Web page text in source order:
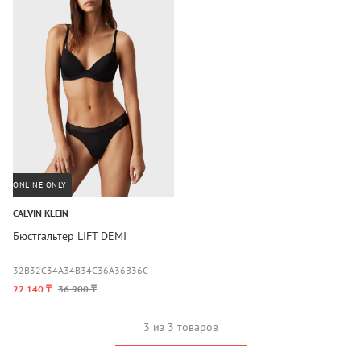
ONLINE ONLY
CALVIN KLEIN
Бюстгальтер LIFT DEMI
32B32C34A34B34C36A36B36C
22 140 ₸ 36 900 ₸
3 из 3 товаров